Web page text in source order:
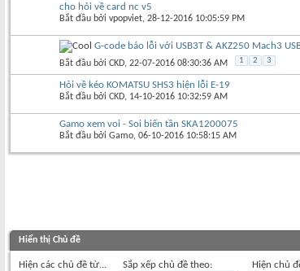
cho hỏi về card nc v5
Bắt đầu bởi vpopviet‎, 28-12-2016 10:05:59 PM
G-code báo lỗi với USB3T & AKZ250 Mach3
Bắt đầu bởi CKD‎, 22-07-2016 08:30:36 AM 1 2 3
Hỏi về kéo KOMATSU SHS3 hiện lỗi E-19
Bắt đầu bởi CKD‎, 14-10-2016 10:32:59 AM
Gamo xem voi - Soi biến tần SKA1200075
Bắt đầu bởi Gamo‎, 06-10-2016 10:58:15 AM
Hiển thị Chủ đề
Hiện các chủ đề từ... Sắp xếp chủ đề theo:
Hiện chủ